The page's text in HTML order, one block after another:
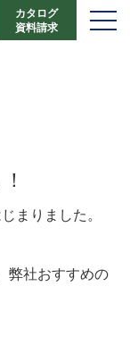
カタログ
資料請求
まりました。
弊社おすすめの